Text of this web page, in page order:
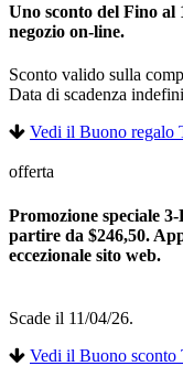
Uno sconto del Fino al
negozio on-line.
Sconto valido sulla
Data di scadenza
Vedi il Buono regalo
offerta
Promozione speciale
partire da $246,50.
eccezionale sito web.
Scade il 11/04/26.
Vedi il Buono sconto